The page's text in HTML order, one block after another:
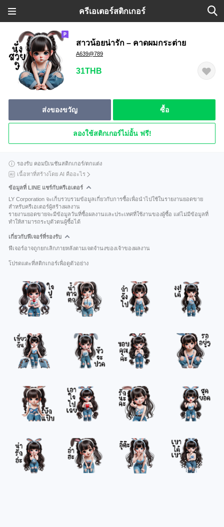
ครีเอเตอร์สติกเกอร์
สาวน้อยน่ารัก – คาดผมกระต่าย
A639@789
31THB
ส่งของขวัญ ซื้อ
ลองใช้สติกเกอร์ไม่อั้น ฟรี!
รองรับ คอมบิเนชันสติกเกอร์/ตกแต่ง
เนื้อหาที่สร้างโดย AI คืออะไร
ข้อมูลที่ LINE แชร์กับครีเอเตอร์
LY Corporation จะเก็บรวบรวมข้อมูลเกี่ยวกับการซื้อเพื่อนำไปใช้ในรายงานยอดขาย
สำหรับครีเอเตอร์ผู้สร้างผลงาน
รายงานยอดขายจะมีข้อมูลวันที่ซื้อผลงานและประเทศที่ใช้งานของผู้ซื้อ แต่ไม่มีข้อมูลที่
ทำให้สามารถระบุตัวตนผู้ซื้อได้
เกี่ยวกับฟีเจอร์ที่รองรับ
ฟีเจอร์อาจถูกยกเลิกภายหลังตามเจตจำนงของเจ้าของผลงาน
โปรดแตะที่สติกเกอร์เพื่อดูตัวอย่าง